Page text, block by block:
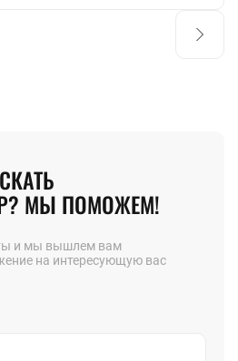
МЫ ПОМОЖЕМ!
и мы вышлем вам
на интересующую вас